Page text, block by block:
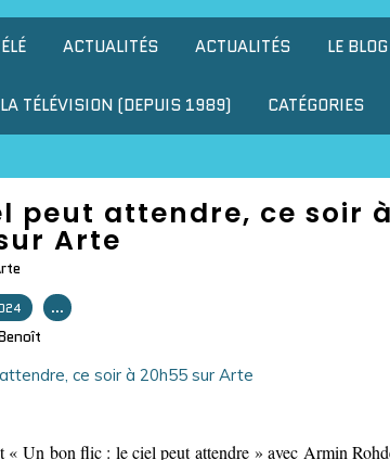
ACTUALITÉS ACTUALITÉS LE
TÉLÉVISION (DEPUIS 1989) CATÉGORIES
peut attendre, ce soir à
Arte
…
Un bon flic : le ciel peut attendre » avec Armin